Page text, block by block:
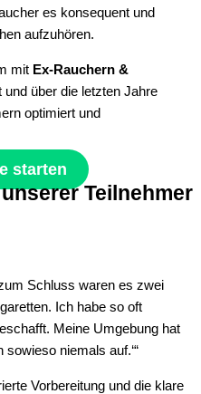
es konsequent und
aufzuhören.
mit Ex-Rauchern &
und über die letzten Jahre
optimiert und
starten
Teilnehmer
Schluss waren es zwei
Ich habe so oft
Meine Umgebung hat
niemals auf.‘“
Vorbereitung und die klare